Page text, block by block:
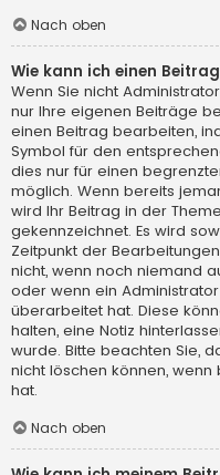
Nach oben
Wie kann ich einen
Wenn Sie nicht
nur Ihre eigenen Beiträge
einen Beitrag bearbeiten,
Symbol für den
dies nur für einen
möglich. Wenn bereits
wird Ihr Beitrag in der
gekennzeichnet. Es wird
Zeitpunkt der
nicht, wenn noch niemand
oder wenn ein
überarbeitet hat. Diese
halten, eine Notiz
wurde. Bitte beachten Sie,
nicht löschen können,
hat.
Nach oben